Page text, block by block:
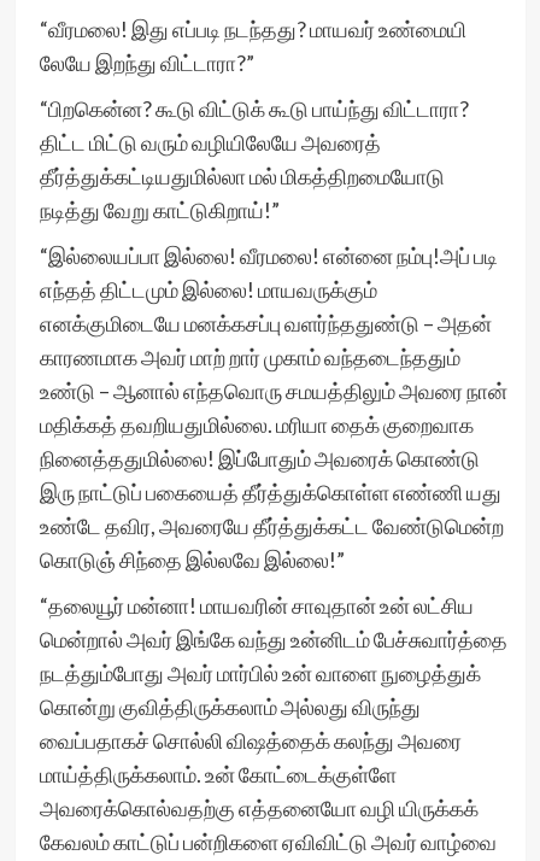
“வீரமலை! இது எப்படி நடந்தது? மாயவர் உண்மையி
லேயே இறந்து விட்டாரா?”
“பிறகென்ன? கூடு விட்டுக் கூடு பாய்ந்து விட்டாரா?
திட்ட மிட்டு வரும் வழியிலேயே அவரைத்
தீர்த்துக்கட்டியதுமில்லா மல் மிகத்திறமையோடு
நடித்து வேறு காட்டுகிறாய்!”
“இல்லையப்பா இல்லை! வீரமலை! என்னை நம்பு!அப் படி
எந்தத் திட்டமும் இல்லை! மாயவருக்கும்
எனக்குமிடையே மனக்கசப்பு வளர்ந்ததுண்டு – அதன்
காரணமாக அவர் மாற் றார் முகாம் வந்தடைந்ததும்
உண்டு – ஆனால் எந்தவொரு சமயத்திலும் அவரை நான்
மதிக்கத் தவறியதுமில்லை. மரியா தைக் குறைவாக
நினைத்ததுமில்லை! இப்போதும் அவரைக் கொண்டு
இரு நாட்டுப் பகையைத் தீர்த்துக்கொள்ள எண்ணி யது
உண்டே தவிர, அவரையே தீர்த்துக்கட்ட வேண்டுமென்ற
கொடுஞ் சிந்தை இல்லவே இல்லை!”
“தலையூர் மன்னா! மாயவரின் சாவுதான் உன் லட்சிய
மென்றால் அவர் இங்கே வந்து உன்னிடம் பேச்சுவார்த்தை
நடத்தும்போது அவர் மார்பில் உன் வாளை நுழைத்துக்
கொன்று குவித்திருக்கலாம் அல்லது விருந்து
வைப்பதாகச் சொல்லி விஷத்தைக் கலந்து அவரை
மாய்த்திருக்கலாம். உன் கோட்டைக்குள்ளே
அவரைக்கொல்வதற்கு எத்தனையோ வழி யிருக்கக்
கேவலம் காட்டுப் பன்றிகளை ஏவிவிட்டு அவர் வாழ்வை